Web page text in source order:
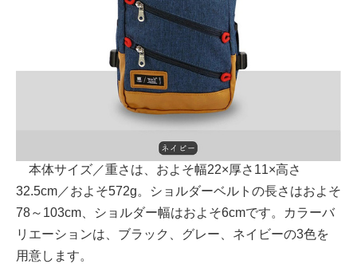
本体サイズ／重さは、およそ幅22×厚さ11×高さ
32.5cm／およそ572g。ショルダーベルトの長さはおよそ
78～103cm、ショルダー幅はおよそ6cmです。カラーバ
リエーションは、ブラック、グレー、ネイビーの3色を
用意します。